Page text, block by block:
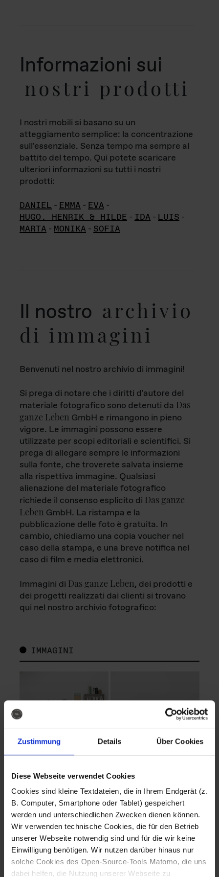
Zustimmung Details Über Cookies
Diese Webseite verwendet Cookies
Cookies sind kleine Textdateien, die in Ihrem Endgerät (z.
B. Computer, Smartphone oder Tablet) gespeichert
werden und unterschiedlichen Zwecken dienen können.
Wir verwenden technische Cookies, die für den Betrieb
unserer Webseite notwendig sind und für die wir keine
Einwilligung benötigen. Wir nutzen darüber hinaus nur
solche Cookies des Open-Source-Tools Matomo, die uns
dabei helfen, die Nutzung unserer Webseite zu
Informazioni sui
nostri prodotti
I nostri mobili si basano su un
atteggiamento semplice: la concentrazione
sull'essenziale. Senza tempo ma sempre al
battito del tempo. Qui potete scaricare
ulteriori informazioni su tutti i nostri
prodotti:
DANIEL - EMMA - EVA -
HUGO, HENRIK & HILDE - IDA - LUIS -
MARTA - MONIKA - SOFIA
Il nostro archivio
di immagini
Benvenuti nel nostro archivio di immagini!
Si prega di notare che i diritti d'autore del
materiale fotografico sono detenuti da Das
ganze Leben GmbH e rimangono in pieno
vigore. Le immagini possono essere
utilizzate per scopi editoriali e scientifici. Si
prega di allegare sempre le informazioni
sulla fonte, che troverete salvata insieme
alla rispettiva immagine. Qualsiasi
alienazione del materiale fotografico
richiede il consenso esplicito di Das ganze
Leben GmbH. La ristampa e la
pubblicazione delle foto è gratuita. In
cambio, chiediamo una copia voucher nel
caso della stampa, e una breve notifica nel
caso di film e media elettronici.
Immagini di Das ganze Leben, dei prodotti e
dei progetti realizzati dai clienti si trovano
qui nel nostro archivio fotografico:
IMMAGINI
Fotografo: Lorenz
Sternbach
Download
Fotografo: Lorenz
Sternbach
Download